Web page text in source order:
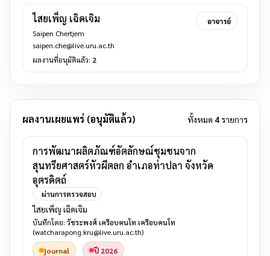
ไสยเพ็ญ เฉิดเจิม
Saipen Chertjem
saipen.che@live.uru.ac.th
ผลงานที่อนุมัติแล้ว: 2
อาจารย์
ผลงานเผยแพร่ (อนุมัติแล้ว) ทั้งหมด 4 รายการ
การพัฒนาผลิตภัณฑ์อัตลักษณ์ชุมชนจาก
สุนทรียศาสตร์หัวผีตลก อำเภอท่าปลา จังหวัด
อุตรดิตถ์
ผ่านการตรวจสอบ
ไสยเพ็ญ เฉิดเจิม
บันทึกโดย: วัชระพงศ์ เครือบคนโท เครือบคนโท
(watcharapong.kru@live.uru.ac.th)
journal
ปี 2026